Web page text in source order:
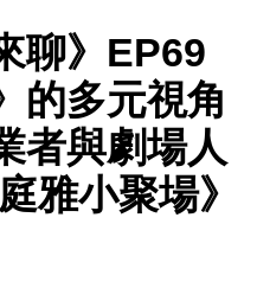
聊》EP69
的多元視角
者與劇場人
雅小聚場》